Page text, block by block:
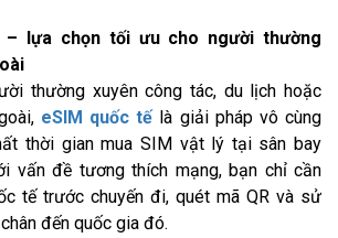
– lựa chọn tối ưu cho người thường
thường xuyên công tác, du lịch hoặc
eSIM quốc tế là giải pháp vô cùng
thời gian mua SIM vật lý tại sân bay
vấn đề tương thích mạng, bạn chỉ cần
tế trước chuyến đi, quét mã QR và sử
đến quốc gia đó.